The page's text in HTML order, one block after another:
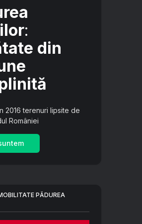
:
din
2016 terenuri lipsite de
României
PĂDUREA